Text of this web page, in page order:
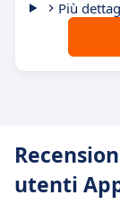
Più
utenti